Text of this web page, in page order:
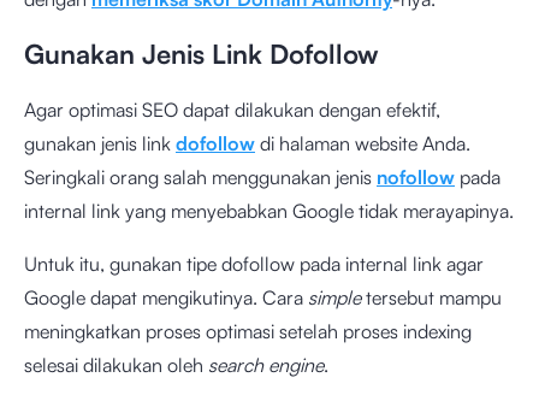
Gunakan Jenis Link Dofollow
Agar optimasi SEO dapat dilakukan dengan efektif,
gunakan jenis link dofollow di halaman website Anda.
Seringkali orang salah menggunakan jenis nofollow pada
internal link yang menyebabkan Google tidak merayapinya.
Untuk itu, gunakan tipe dofollow pada internal link agar
Google dapat mengikutinya. Cara simpletersebut mampu
meningkatkan proses optimasi setelah proses indexing
selesai dilakukan oleh search engine.